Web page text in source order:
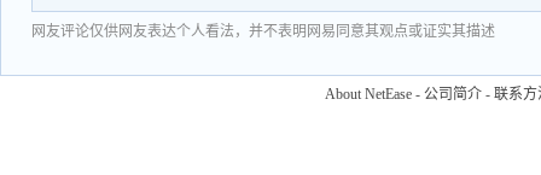
网友评论仅供网友表达个人看法，并不表明网易同意其观点或证实其描述
About NetEase - 公司简介 - 联系方